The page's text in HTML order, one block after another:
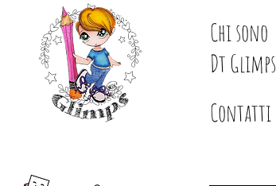
Chi sono
Dt Glimps
Contatti